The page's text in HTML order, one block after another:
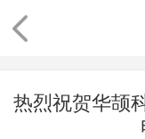
热烈祝贺华颉